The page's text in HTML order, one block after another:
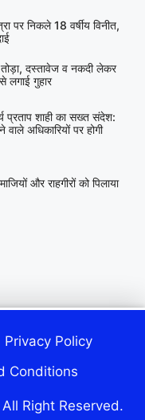
पर निकले 18 वर्षीय विनीत,
तोड़ा, दस्तावेज व नकदी लेकर
लगाई गुहार
प्रताप शाही का सख्त संदेश:
अधिकारियों पर होगी
और राहगीरों को पिलाया
Privacy Policy
Conditions
Right Reserved.